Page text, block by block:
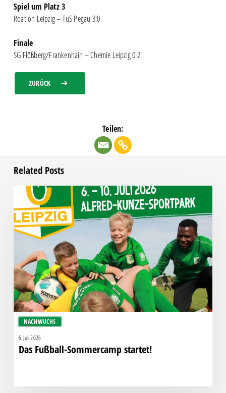
Spiel um Platz 3
Roation Leipzig – TuS Pegau 3:0
Finale
SG Flößberg/Frankenhain – Chemie Leipzig 0:2
ZURÜCK
Teilen:
Related Posts
NACHWUCHS
Fußball-
Sommercamp
startet!
6. Juli 2026
Das Fußball-Sommercamp startet!